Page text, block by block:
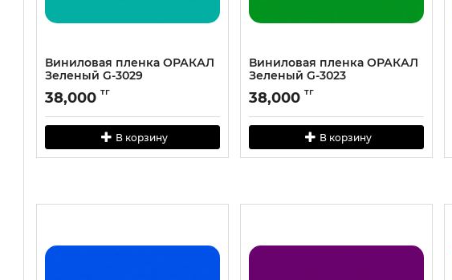
Виниловая пленка ОРАКАЛ
Зеленый G-3029
38,000 тг
В корзину
Виниловая пленка ОРАКАЛ
Зеленый G-3023
38,000 тг
В корзину